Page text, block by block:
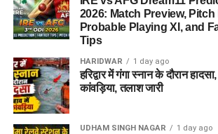
2026: Match Preview, Pitch
Probable Playing XI, and
Tips
HARIDWAR 1 day ago
हरिद्वार में गंगा स्नान के दौरान
कांवड़िया, तलाश जारी
UDHAM SINGH NAGAR 1 day ago